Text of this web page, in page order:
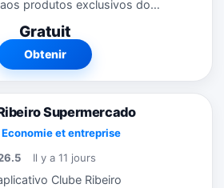
produtos exclusivos do
por dentro das promoções e
Gratuit
Obtenir
Supermercado
Economie et entreprise
Il y a 11 jours
Clube Ribeiro